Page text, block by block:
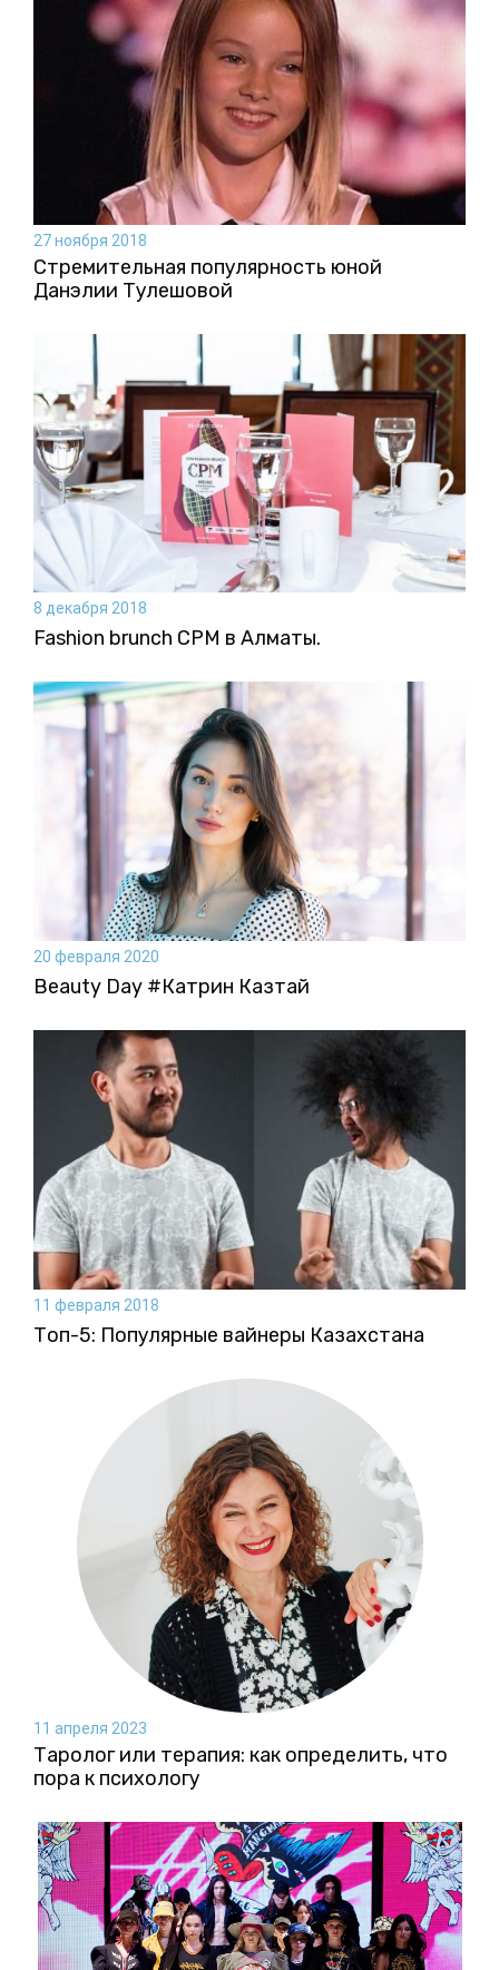
27 ноября 2018
Стремительная популярность юной
Данэлии Тулешовой
8 декабря 2018
Fashion brunch CPM в Алматы.
20 февраля 2020
Beauty Day #Катрин Казтай
11 февраля 2018
Топ-5: Популярные вайнеры Казахстана
11 апреля 2023
Таролог или терапия: как определить, что
пора к психологу